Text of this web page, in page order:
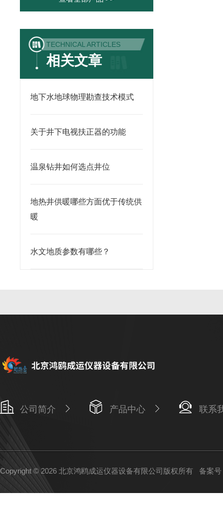
TECHNICAL ARTICLES
相关文章
地下水地球物理勘查技术模式
关于井下电视扶正器的功能
温泉钻井如何选点井位
地热井供暖哪些方面优于传统供
暖
水文地质参数有哪些？
公司简介 产品中心 联系
Copyright © 2026 北京鸿鸥成运仪器设备有限公司版权所有 备案号